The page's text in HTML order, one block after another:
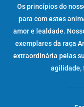
Os princípios do
para com estes
amor e lealdade.
exemplares da raça
extraordinária pelas
agilidade,